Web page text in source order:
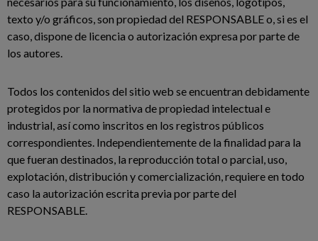
texto y/o gráficos, son propiedad del RESPONSABLE o, si es el
caso, dispone de licencia o autorización expresa por parte de
los autores.
Todos los contenidos del sitio web se encuentran debidamente
protegidos por la normativa de propiedad intelectual e
industrial, así como inscritos en los registros públicos
correspondientes. Independientemente de la finalidad para la
que fueran destinados, la reproducción total o parcial, uso,
explotación, distribución y comercialización, requiere en todo
caso la autorización escrita previa por parte del
RESPONSABLE.